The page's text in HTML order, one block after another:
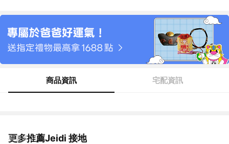
商品資訊 宅配資訊
更多推薦Jeidi 接地
看更多